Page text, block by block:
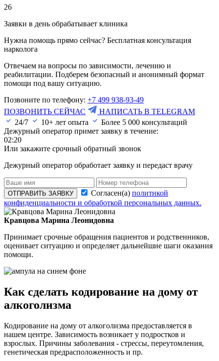
26
Заявки в день обрабатывает клиника
Нужна помощь прямо сейчас? Бесплатная консультация
нарколога
Отвечаем на вопросы по зависимости, лечению и
реабилитации. Подберем безопасный и анонимный формат
помощи под вашу ситуацию.
Позвоните по телефону: +7 499 938-93-49
ПОЗВОНИТЬ СЕЙЧАС
НАПИСАТЬ В TELEGRAM
24/7
10+ лет опыта Более 5 000 консультаций
Дежурный оператор примет заявку в течение:
02:20
Или закажите срочный обратный звонок
Дежурный оператор обработает заявку и передаст врачу
ОТПРАВИТЬ ЗАЯВКУ Согласен(а) политикой
конфиденциальности и обработкой персональных данных.
Кравцова Марина Леонидовна
Принимает срочные обращения пациентов и родственников,
оценивает ситуацию и определяет дальнейшие шаги оказания
помощи.
Как сделать кодирование на дому от
алкоголизма
Кодирование на дому от алкоголизма предоставляется в
нашем центре. Зависимость возникает у подростков и
взрослых. Причины заболевания - стрессы, переутомления,
генетическая предрасположенность и пр.